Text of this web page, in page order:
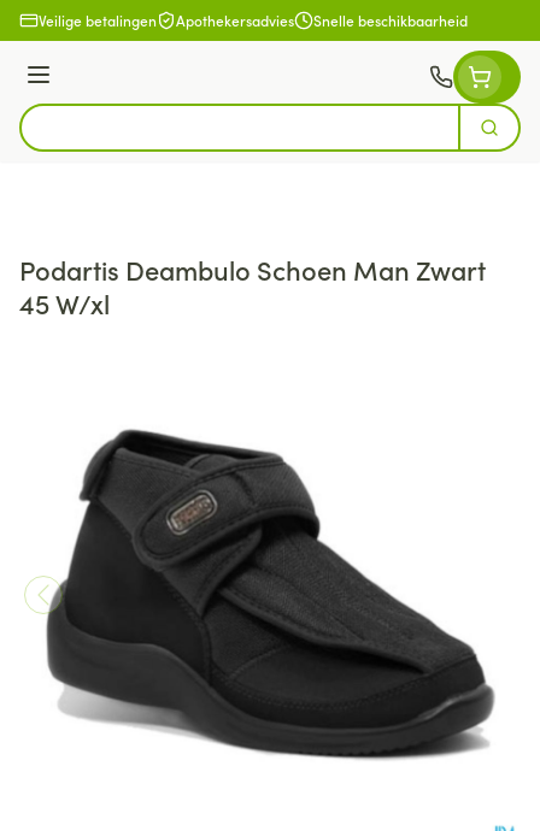
Ga naar de inhoud
Veilige betalingen Apothekersadvies Snelle beschikbaarheid
Menu
Product, merk, categorie...
Zoek
Podartis Deambulo Schoen Man Zwart
45 W/xl